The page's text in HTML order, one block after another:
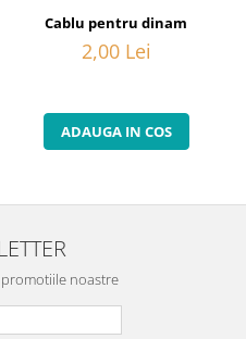
mm, orange
Cablu pentru dinam
2,00 Lei
ADAUGA IN COS
noastre